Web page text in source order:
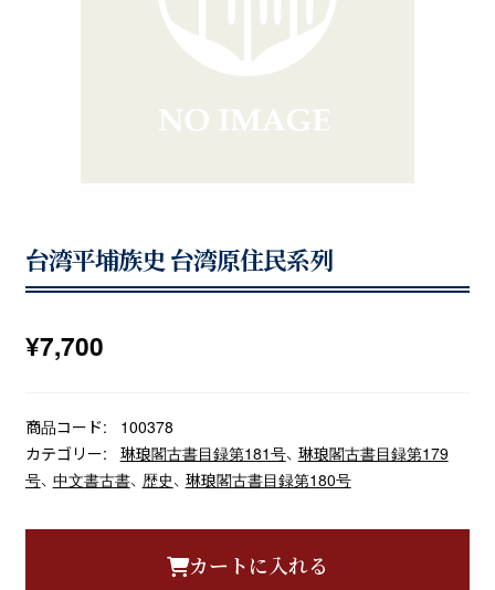
台湾平埔族史 台湾原住民系列
¥7,700
商品コード:
100378
カテゴリー:
琳琅閣古書目録第181号、 琳琅閣古書目録第179
号、 中文書古書、 歴史、 琳琅閣古書目録第180号
カートに入れる